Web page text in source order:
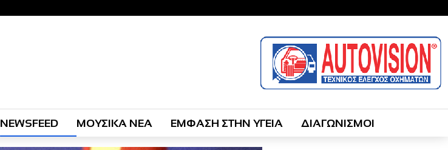
NEWSFEED ΜΟΥΣΙΚΑ ΝΕΑ ΕΜΦΑΣΗ ΣΤΗΝ ΥΓΕΙΑ ΔΙΑΓΩΝΙΣΜΟΙ